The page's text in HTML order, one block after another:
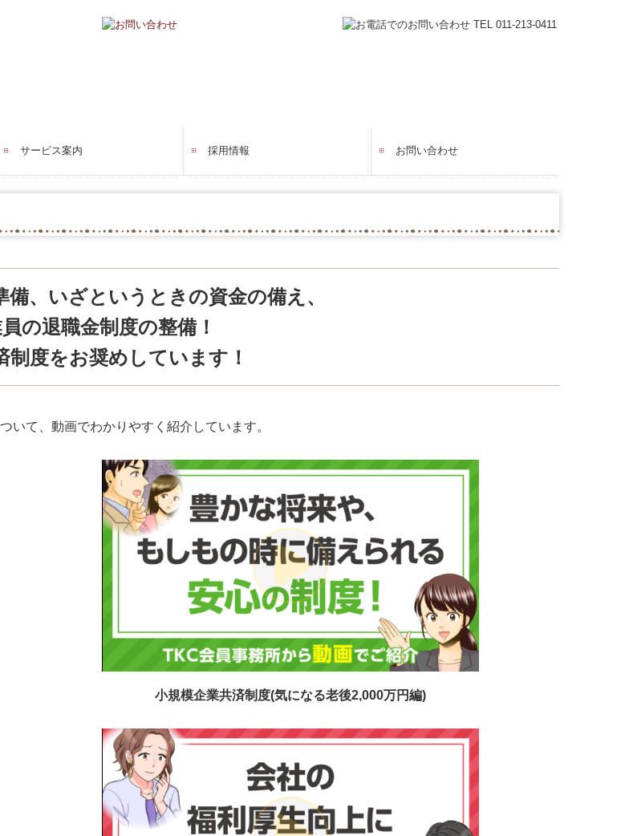
サービス案内
法人・個人事業主の皆さま
相続・資産税について
料金について
よくある質問
セミナー案内
採用情報
採用について
スタッフインタビュー
キャリアアップ・教育制度
お問い合わせ
プライバシーポリシー
備、いざというときの資金の備え、
の退職金制度の整備！
制度をお奨めしています！
いて、動画でわかりやすく紹介しています。
小規模企業共済制度(気になる老後2,000万円編)